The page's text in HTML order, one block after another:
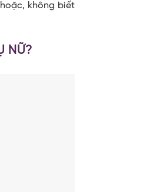
không biết
NỮ?